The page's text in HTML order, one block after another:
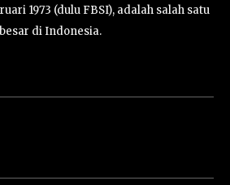
1973 (dulu FBSI), adalah salah satu
di Indonesia.